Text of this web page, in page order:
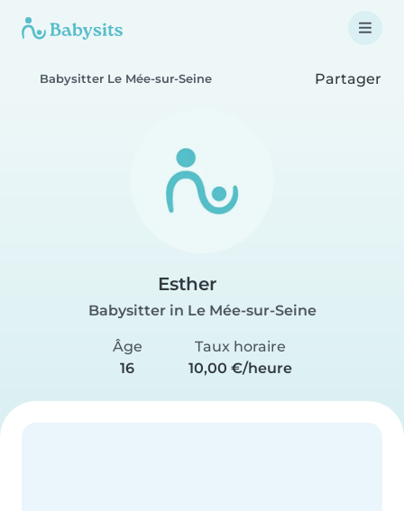
Babysitter Le Mée-sur-Seine Partager
Esther
Babysitter in Le Mée-sur-Seine
Âge
16
Taux horaire
10,00 €/heure